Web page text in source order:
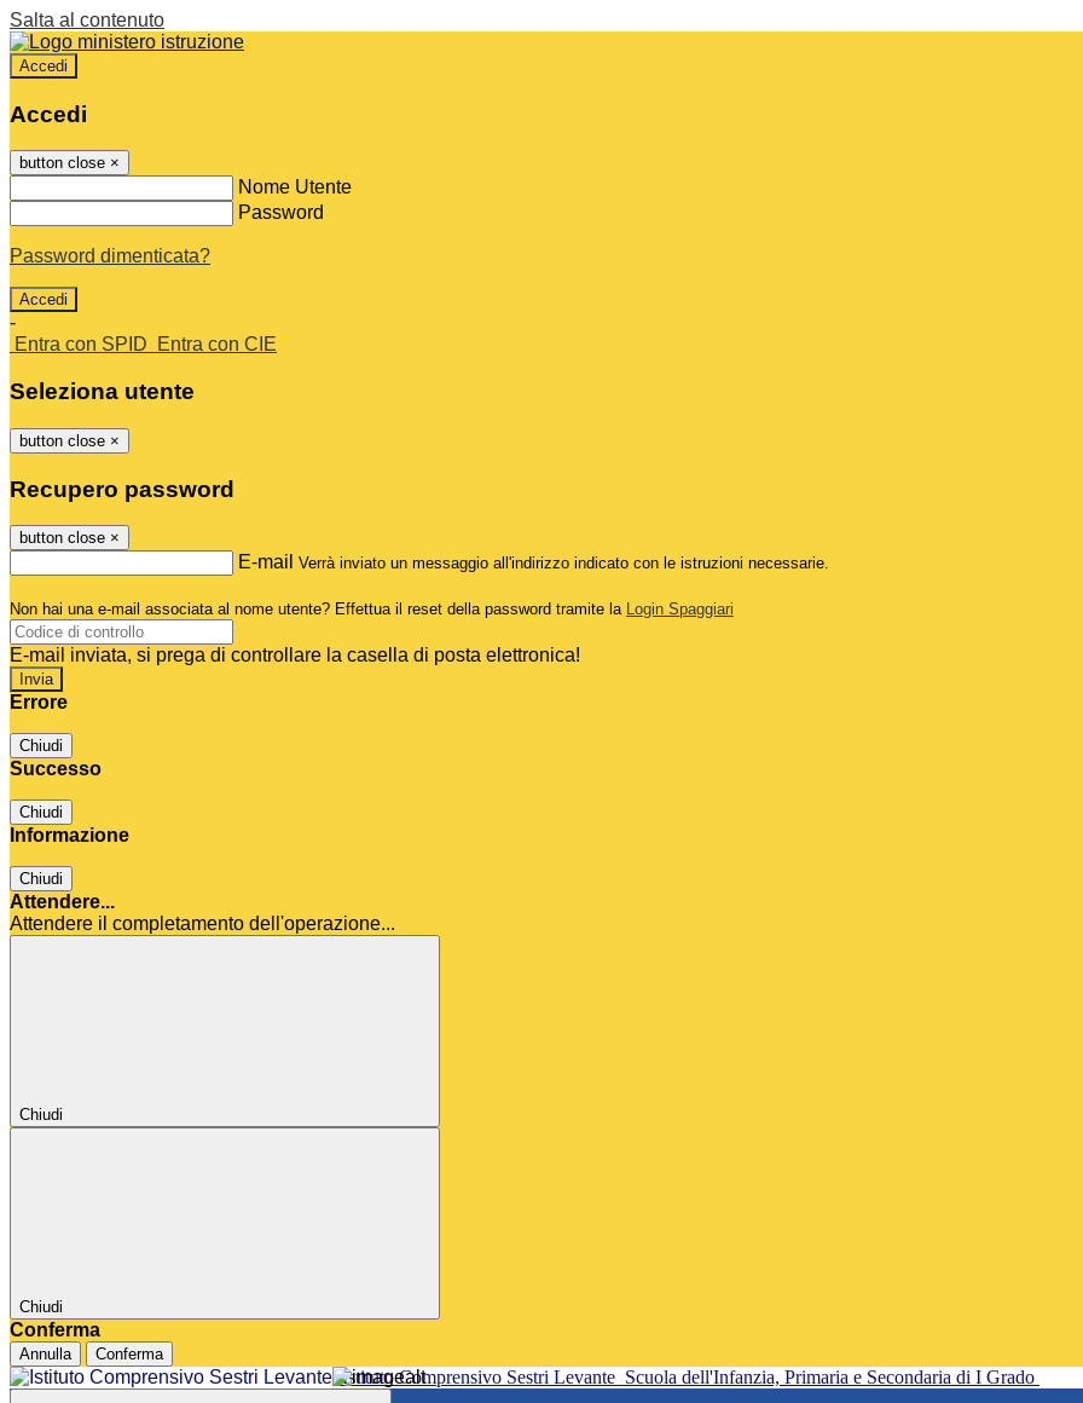
Salta al contenuto
Accedi
Accedi
button close ×
Nome Utente
Password
Password dimenticata?
-
Entra con SPID
Entra con CIE
Seleziona utente
button close ×
Recupero password
button close ×
E-mail Verrà inviato un messaggio all'indirizzo indicato con le istruzioni necessarie.
Non hai una e-mail associata al nome utente? Effettua il reset della password tramite la Login Spaggiari
E-mail inviata, si prega di controllare la casella di posta elettronica!
Errore
Chiudi
Successo
Chiudi
Informazione
Chiudi
Attendere...
Attendere il completamento dell'operazione...
Chiudi
Chiudi
Conferma
Annulla Conferma
Istituto Comprensivo Sestri Levante Scuola dell'Infanzia, Primaria e Secondaria di I Grado